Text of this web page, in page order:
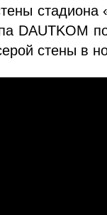
стадиона
DAUTKOM
стены в